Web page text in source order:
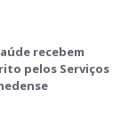
recebem
pelos Serviços